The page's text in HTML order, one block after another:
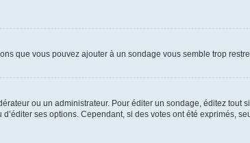
que vous pouvez ajouter à un sondage vous semble trop
ou un administrateur. Pour éditer un sondage, éditez
ses options. Cependant, si des votes ont été exprimés,